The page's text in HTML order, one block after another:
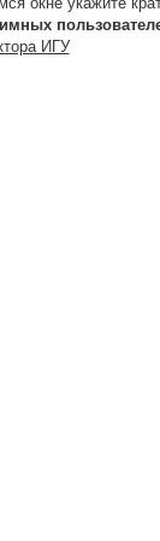
ИГУ